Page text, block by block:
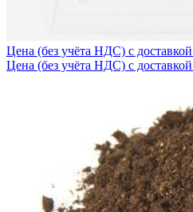
Цена (без учёта НДС) с
Цена (без учёта НДС) с